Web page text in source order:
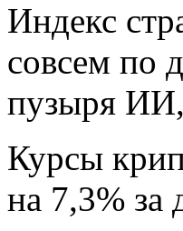
Индекс
совсем по
пузыря
Курсы
на 7,3% за